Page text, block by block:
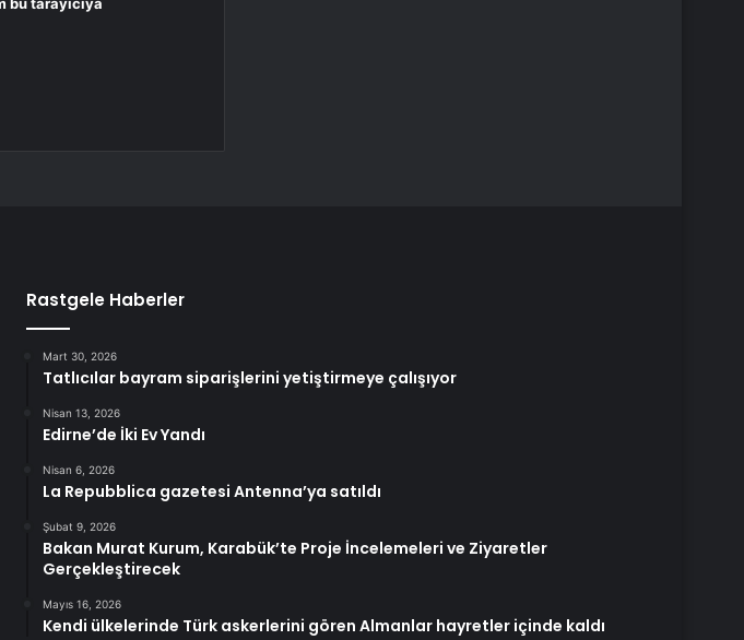
bu tarayıcıya
Rastgele Haberler
Mart 30, 2026
Tatlıcılar bayram siparişlerini yetiştirmeye çalışıyor
Nisan 13, 2026
Edirne’de İki Ev Yandı
Nisan 6, 2026
La Repubblica gazetesi Antenna’ya satıldı
Şubat 9, 2026
Bakan Murat Kurum, Karabük’te Proje İncelemeleri ve Ziyaretler
Gerçekleştirecek
Mayıs 16, 2026
Kendi ülkelerinde Türk askerlerini gören Almanlar hayretler içinde kaldı